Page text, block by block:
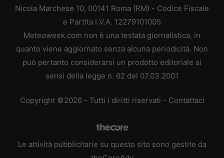
Nicola Marchese 10, 00141 Roma (RM) - Codice Fiscale
e Partita I.V.A. 12279101005
Meteoweek.com non è una testata giornalistica, in
quanto viene aggiornato senza alcuna periodicità. Non
può pertanto considerarsi un prodotto editoriale ai
sensi della legge n. 62 del 07.03.2001
Copyright ©2026 - Tutti i diritti riservati - Contattaci
Le attività pubblicitarie su questo sito sono gestite da